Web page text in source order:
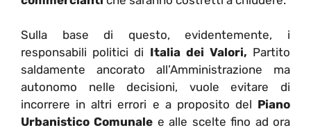
Sulla base di questo, evidentemente, i
responsabili politici di Italia dei Valori, Partito
saldamente ancorato all’Amministrazione ma
autonomo nelle decisioni, vuole evitare di
incorrere in altri errori e a proposito del Piano
Urbanistico Comunale e alle scelte fino ad ora